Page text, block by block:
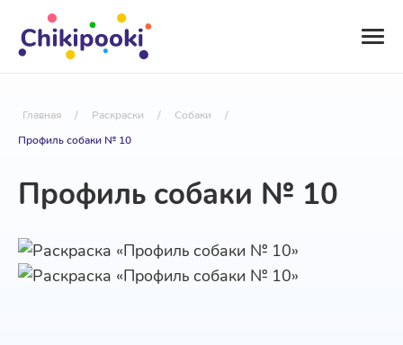
Главная / Раскраски / Собаки
/
Профиль собаки № 10
Профиль собаки № 10